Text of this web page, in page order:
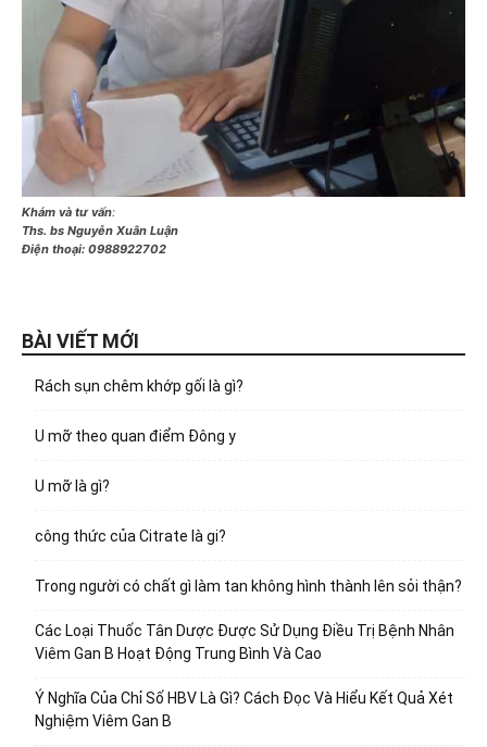
Khám và tư vấn:
Ths. bs Nguyễn Xuân Luận
Điện thoại: 0988922702
BÀI VIẾT MỚI
Rách sụn chêm khớp gối là gì?
U mỡ theo quan điểm Đông y
U mỡ là gì?
công thức của Citrate là gi?
Trong người có chất gì làm tan không hình thành lên sỏi thận?
Các Loại Thuốc Tân Dược Được Sử Dụng Điều Trị Bệnh Nhân
Viêm Gan B Hoạt Động Trung Bình Và Cao
Ý Nghĩa Của Chỉ Số HBV Là Gì? Cách Đọc Và Hiểu Kết Quả Xét
Nghiệm Viêm Gan B